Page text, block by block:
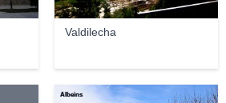
Valdilecha
Albeins